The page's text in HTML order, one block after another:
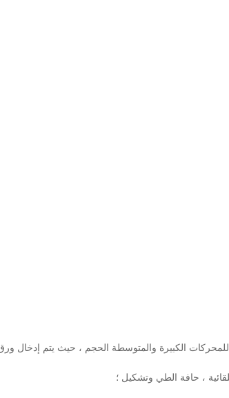
الكبيرة والمتوسطة الحجم ، حيث يتم إدخال
، حافة الطي وتشكيل ؛